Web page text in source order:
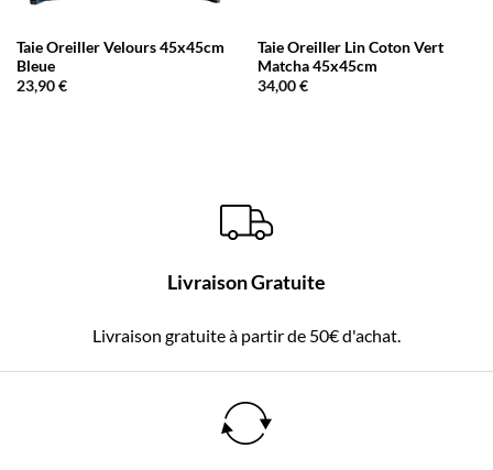
Taie Oreiller Velours 45x45cm
Bleue
23,90€
Taie Oreiller Lin Coton Vert
Matcha 45x45cm
34,00€
Livraison Gratuite
Livraison gratuite à partir de 50€ d'achat.